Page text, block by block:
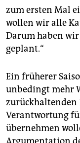
zum ersten Mal
wollen wir alle
Darum haben
geplant.“
Ein früherer
unbedingt mehr
zurückhaltenden
Verantwortung
übernehmen